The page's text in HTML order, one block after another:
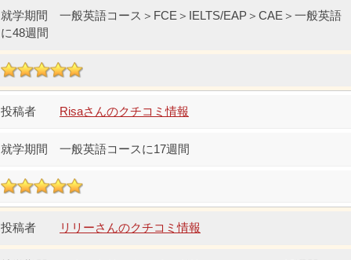
一般英語コース＞FCE＞IELTS/EAP＞CAE＞一般英語
に48週間
Risaさんのクチコミ情報
一般英語コースに17週間
リリーさんのクチコミ情報